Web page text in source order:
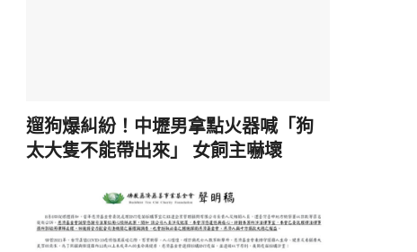
遛狗爆糾紛！中壢男拿點火器喊「狗
太大隻不能帶出來」 女飼主嚇壞